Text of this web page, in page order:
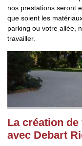
nos prestations seront
que soient les
parking ou votre allée,
travailler.
La création
avec Debart